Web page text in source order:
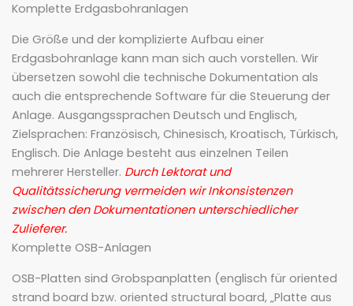
Komplette Erdgasbohranlagen
Die Größe und der komplizierte Aufbau einer
Erdgasbohranlage kann man sich auch vorstellen. Wir
übersetzen sowohl die technische Dokumentation als
auch die entsprechende Software für die Steuerung der
Anlage. Ausgangssprachen Deutsch und Englisch,
Zielsprachen: Französisch, Chinesisch, Kroatisch, Türkisch,
Englisch. Die Anlage besteht aus einzelnen Teilen
mehrerer Hersteller. Durch Lektorat und
Qualitätssicherung vermeiden wir Inkonsistenzen
zwischen den Dokumentationen unterschiedlicher
Zulieferer.
Komplette OSB-Anlagen
OSB-Platten sind Grobspanplatten (englisch für oriented
strand board bzw. oriented structural board, „Platte aus